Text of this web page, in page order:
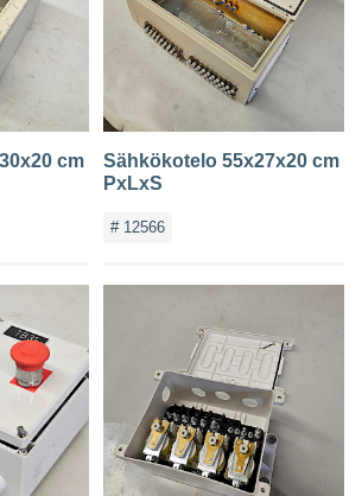
cm
Sähkökotelo 55x27x20 cm
PxLxS
# 12566